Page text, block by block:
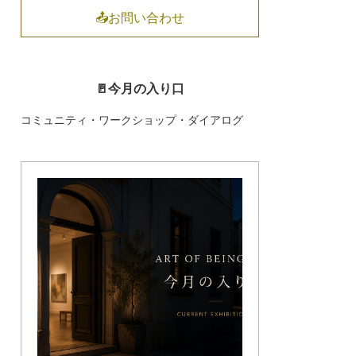
📤お問い合わせ
🚪今月の入り口
コミュニティ・ワークショップ・ダイアログ